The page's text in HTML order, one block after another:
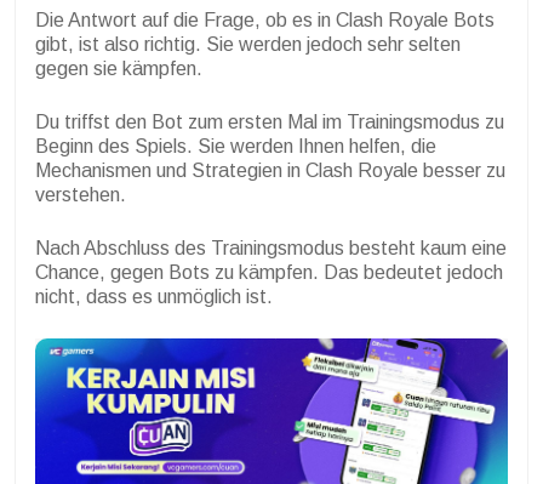
Die Antwort auf die Frage, ob es in Clash Royale Bots
gibt, ist also richtig. Sie werden jedoch sehr selten
gegen sie kämpfen.
Du triffst den Bot zum ersten Mal im Trainingsmodus zu
Beginn des Spiels. Sie werden Ihnen helfen, die
Mechanismen und Strategien in Clash Royale besser zu
verstehen.
Nach Abschluss des Trainingsmodus besteht kaum eine
Chance, gegen Bots zu kämpfen. Das bedeutet jedoch
nicht, dass es unmöglich ist.